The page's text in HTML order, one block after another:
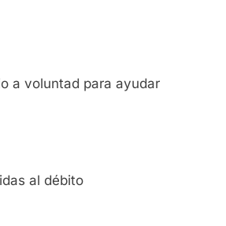
a voluntad para ayudar
al débito